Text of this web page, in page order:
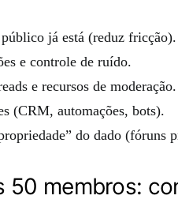
já está (reduz fricção).
e controle de ruído.
e recursos de moderação.
(CRM, automações, bots).
do dado (fóruns
50 membros: